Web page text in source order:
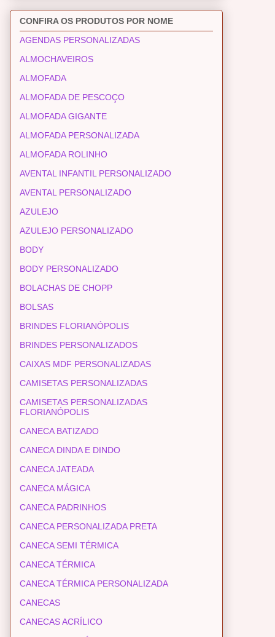
CONFIRA OS PRODUTOS POR NOME
AGENDAS PERSONALIZADAS
ALMOCHAVEIROS
ALMOFADA
ALMOFADA DE PESCOÇO
ALMOFADA GIGANTE
ALMOFADA PERSONALIZADA
ALMOFADA ROLINHO
AVENTAL INFANTIL PERSONALIZADO
AVENTAL PERSONALIZADO
AZULEJO
AZULEJO PERSONALIZADO
BODY
BODY PERSONALIZADO
BOLACHAS DE CHOPP
BOLSAS
BRINDES FLORIANÓPOLIS
BRINDES PERSONALIZADOS
CAIXAS MDF PERSONALIZADAS
CAMISETAS PERSONALIZADAS
CAMISETAS PERSONALIZADAS
FLORIANÓPOLIS
CANECA BATIZADO
CANECA DINDA E DINDO
CANECA JATEADA
CANECA MÁGICA
CANECA PADRINHOS
CANECA PERSONALIZADA PRETA
CANECA SEMI TÉRMICA
CANECA TÉRMICA
CANECA TÉRMICA PERSONALIZADA
CANECAS
CANECAS ACRÍLICO